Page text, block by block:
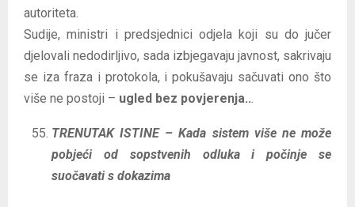
autoriteta.
Sudije, ministri i predsjednici odjela koji su do jučer
djelovali nedodirljivo, sada izbjegavaju javnost, sakrivaju
se iza fraza i protokola, i pokušavaju sačuvati ono što
više ne postoji – ugled bez povjerenja..
TRENUTAK ISTINE – Kada sistem više ne može
pobjeći od sopstvenih odluka i počinje se
suočavati s dokazima